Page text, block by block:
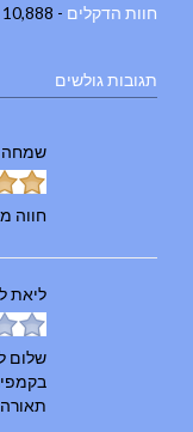
חוות הדקלים - 10,888 צפיות
תגובות גולשים
שמחה
חווה
ליאת
שלום